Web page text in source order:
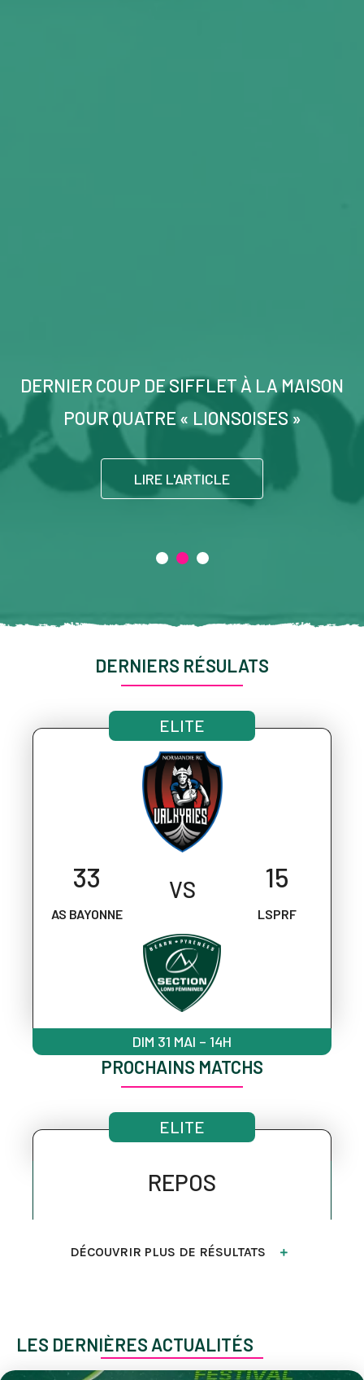
DERNIER COUP DE SIFFLET À LA MAISON
POUR QUATRE « LIONSOISES »
LIRE L'ARTICLE
DERNIERS RÉSULATS
ELITE
33
AS BAYONNE
VS 15
LSPRF
DIM 31 MAI – 14H
PROCHAINS MATCHS
ELITE
REPOS
DÉCOUVRIR PLUS DE RÉSULTATS
LES DERNIÈRES ACTUALITÉS